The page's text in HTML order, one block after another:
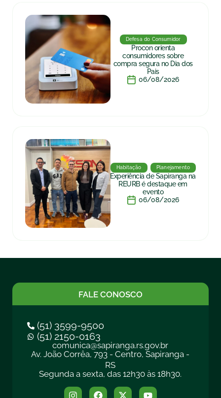
Defesa do Consumidor
Procon orienta
consumidores sobre
compra segura no Dia dos
Pais
06/08/2026
Habitação Planejamento
Experiência de Sapiranga na
REURB é destaque em
evento
06/08/2026
FALE CONOSCO
(51) 3599-9500
(51) 2150-0163
comunica@sapiranga.rs.gov.br
Av. João Corrêa, 793 - Centro, Sapiranga -
RS
Segunda a sexta, das 12h30 às 18h30.